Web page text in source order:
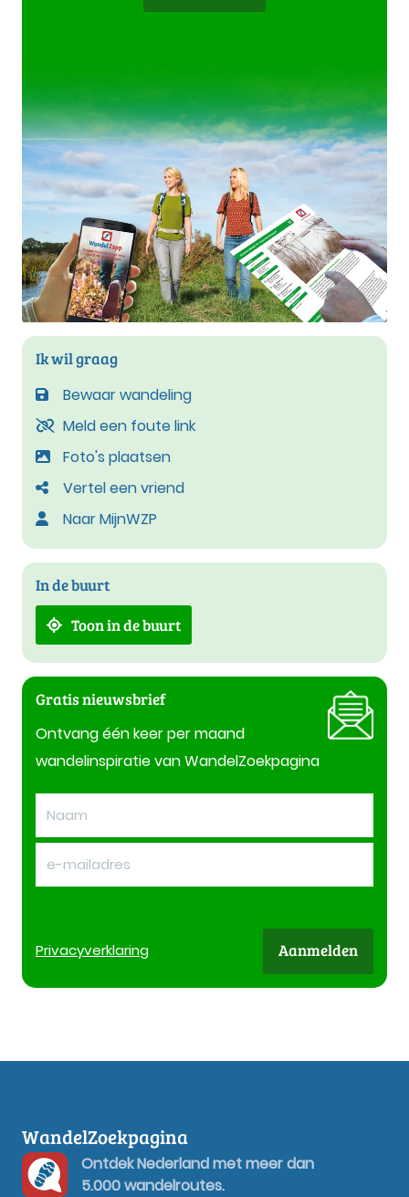
Ik wil graag
Bewaar wandeling
Meld een foute link
Foto's plaatsen
Vertel een vriend
Naar MijnWZP
In de buurt
Toon in de buurt
Gratis nieuwsbrief
Ontvang één keer per maand
wandelinspiratie van WandelZoekpagina
Privacyverklaring Aanmelden
WandelZoekpagina
Ontdek Nederland met meer dan
5.000 wandelroutes.